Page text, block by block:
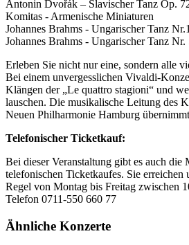
Antonin Dvořák – Slavischer Tanz Op.
Komitas - Armenische Miniaturen
Johannes Brahms - Ungarischer Tanz Nr.1
Johannes Brahms - Ungarischer Tanz Nr.
Erleben Sie nicht nur eine, sondern alle
Bei einem unvergesslichen Vivaldi-
Klängen der „Le quattro stagioni“ und
lauschen. Die musikalische Leitung des
Neuen Philharmonie Hamburg
Telefonischer Ticketkauf:
Bei dieser Veranstaltung gibt es auch die
telefonischen Ticketkaufes. Sie erreichen
Regel von Montag bis Freitag zwischen
Telefon 0711-550 660 77
Ähnliche Konzerte